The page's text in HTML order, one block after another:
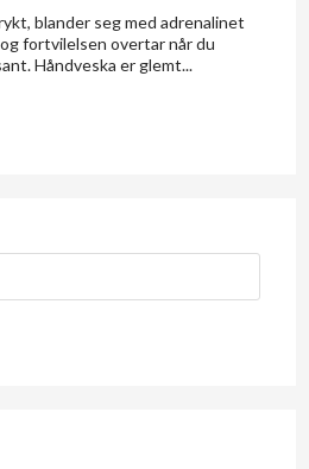
blander seg med adrenalinet
fortvilelsen overtar når du
Håndveska er glemt...